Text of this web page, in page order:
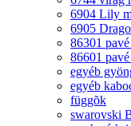
6904 Lily
6905
86301
86601
egyéb
egyéb
függõk
swarovski